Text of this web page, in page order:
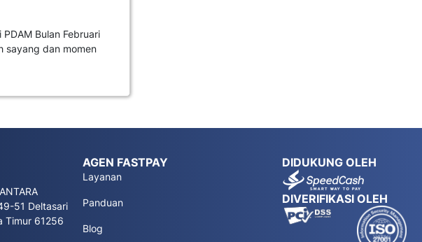
Bulan Februari
sayang dan momen
51 Deltasari
Timur 61256
AGEN FASTPAY
Layanan
Panduan
Blog
DIDUKUNG OLEH
DIVERIFIKASI OLEH